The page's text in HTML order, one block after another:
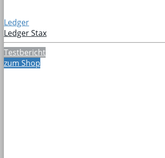
Ledger
Ledger Stax
Testbericht
zum Shop